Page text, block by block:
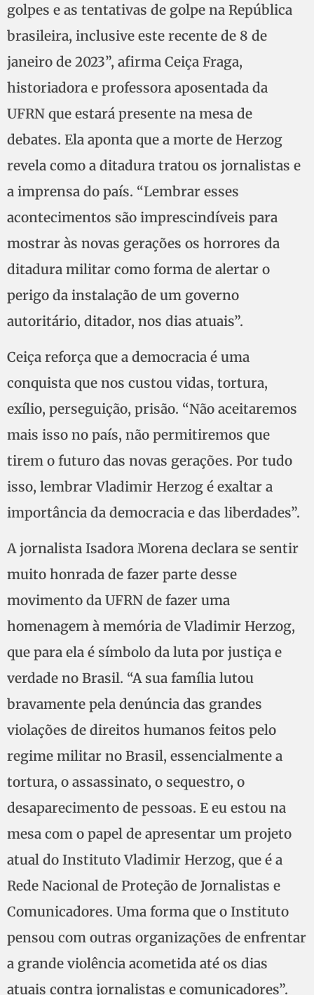
golpes e as tentativas de golpe na República
brasileira, inclusive este recente de 8 de
janeiro de 2023”, afirma Ceiça Fraga,
historiadora e professora aposentada da
UFRN que estará presente na mesa de
debates. Ela aponta que a morte de Herzog
revela como a ditadura tratou os jornalistas e
a imprensa do país. “Lembrar esses
acontecimentos são imprescindíveis para
mostrar às novas gerações os horrores da
ditadura militar como forma de alertar o
perigo da instalação de um governo
autoritário, ditador, nos dias atuais”.
Ceiça reforça que a democracia é uma
conquista que nos custou vidas, tortura,
exílio, perseguição, prisão. “Não aceitaremos
mais isso no país, não permitiremos que
tirem o futuro das novas gerações. Por tudo
isso, lembrar Vladimir Herzog é exaltar a
importância da democracia e das liberdades”.
A jornalista Isadora Morena declara se sentir
muito honrada de fazer parte desse
movimento da UFRN de fazer uma
homenagem à memória de Vladimir Herzog,
que para ela é símbolo da luta por justiça e
verdade no Brasil. “A sua família lutou
bravamente pela denúncia das grandes
violações de direitos humanos feitos pelo
regime militar no Brasil, essencialmente a
tortura, o assassinato, o sequestro, o
desaparecimento de pessoas. E eu estou na
mesa com o papel de apresentar um projeto
atual do Instituto Vladimir Herzog, que é a
Rede Nacional de Proteção de Jornalistas e
Comunicadores. Uma forma que o Instituto
pensou com outras organizações de enfrentar
a grande violência acometida até os dias
atuais contra jornalistas e comunicadores”.